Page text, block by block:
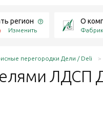
регион
Изменить
О
перегородки Дели / Deli
ЛДСП